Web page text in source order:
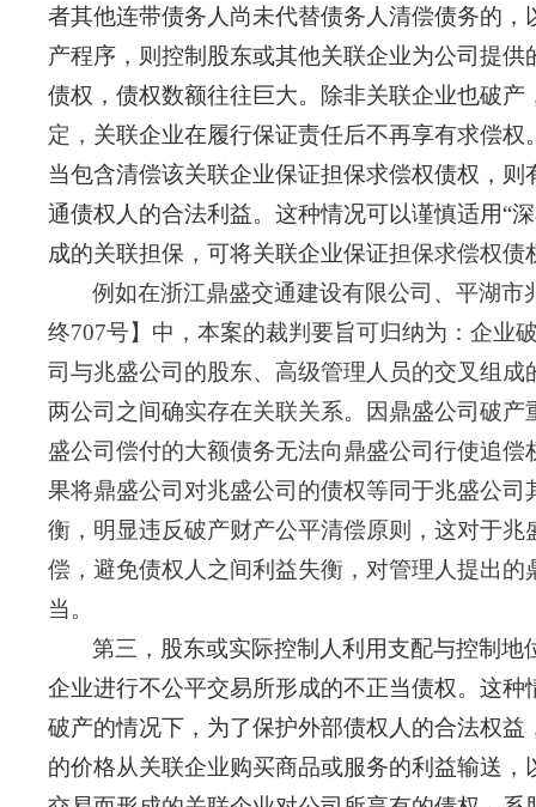
者其他连带债务人尚未代替债务人清偿债务的
产程序，则控制股东或其他关联企业为公司提
债权，债权数额往往巨大。除非关联企业也破产
定， 关联企业在履行保证责任后不再享有求偿
当包含清偿该关联企业保证担保求偿权债权，
通债权人的合法利益。这种情况可以谨慎适用“
成的关联担保，可将关联企业保证担保求偿权债
例如在浙江鼎盛交通建设有限公司、平湖
终707号】中，本案的裁判要旨可归纳为：企业
司与兆盛公司的股东、高级管理人员的交叉组
两公司之间确实存在关联关系。因鼎盛公司破
盛公司偿付的大额债务无法向鼎盛公司行使追
果将鼎盛公司对兆盛公司的债权等同于兆盛公
衡，明显违反破产财产公平清偿原则，这对于
偿，避免债权人之间利益失衡，对管理人提出
当。
第三， 股东或实际控制人利用支配与控制
企业进行不公平交易所形成的不正当债权。这
破产的情况下，为了保护外部债权人的合法权益
的价格从关联企业购买商品或服务的利益输送